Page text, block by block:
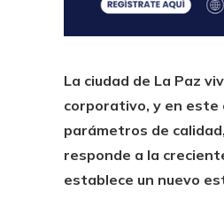
La ciudad de La Paz
corporativo, y en este
parámetros de
responde a la
establece un nuevo